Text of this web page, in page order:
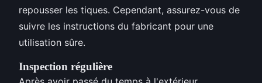
repousser les tiques. Cependant, assurez-vous de
suivre les instructions du fabricant pour une
utilisation sûre.
Inspection régulière